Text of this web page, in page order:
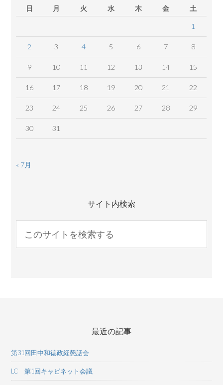
日
月 火 水 木 金 土
1
2 3 4 5 6 7 8
9 10 11 12 13 14 15
16 17 18 19 20 21 22
23 24 25 26 27 28 29
30 31
« 7月
サイト内検索
最近の記事
第31回田中和徳政経懇話会
LC 第1回キャビネット会議